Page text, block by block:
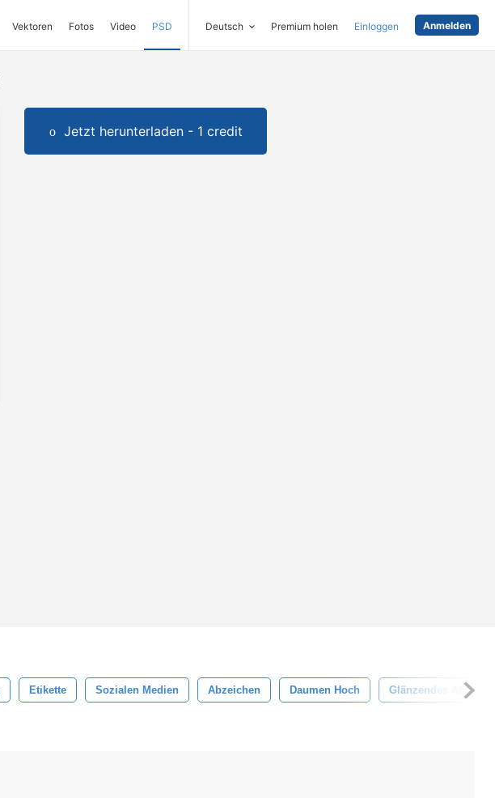
Vektoren Fotos Video PSD Deutsch Premium holen Einloggen Anmelden
Jetzt herunterladen - 1 credit
Etikette Sozialen Medien Abzeichen Daumen Hoch Glänzendes